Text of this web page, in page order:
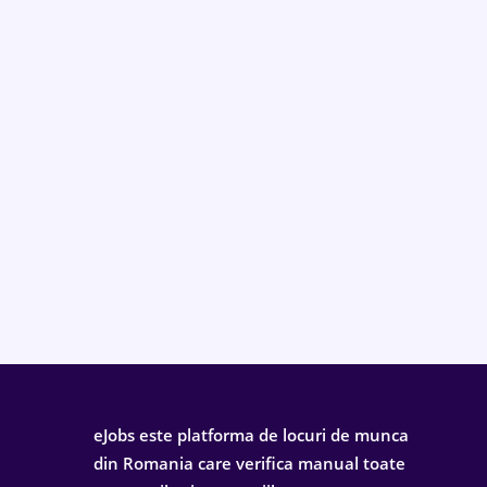
eJobs este platforma de locuri de munca
din Romania care verifica manual toate